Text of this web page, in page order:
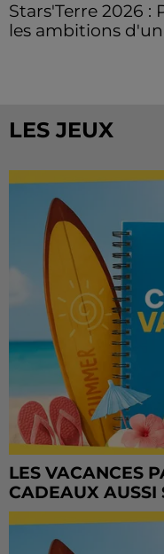
Stars'Terre 2026
les ambitions
LES JEUX
LES VACANCES
CADEAUX AUSSI